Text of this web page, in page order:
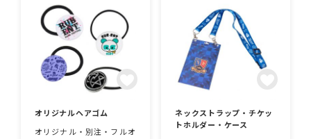
オリジナルヘアゴム
オリジナル・別注・フルオ
ネックストラップ・チケッ
トホルダー・ケース